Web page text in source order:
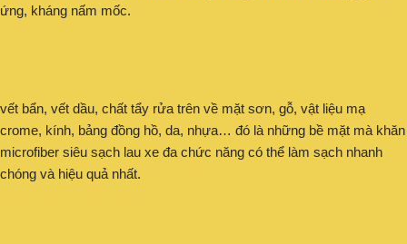
ứng, kháng nấm mốc.
vết bẩn, vết dầu, chất tẩy rửa trên về mặt sơn, gỗ, vật liệu mạ
crome, kính, bảng đồng hồ, da, nhựa… đó là những bề mặt mà khăn
microfiber siêu sạch lau xe đa chức năng có thể làm sạch nhanh
chóng và hiệu quả nhất.